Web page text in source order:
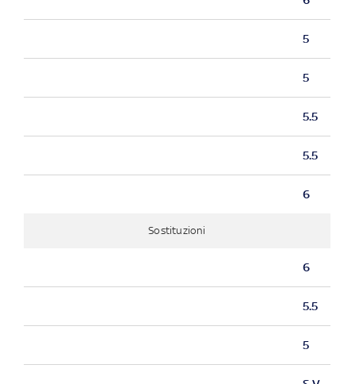
5
5
5.5
5.5
6
Sostituzioni
6
5.5
5